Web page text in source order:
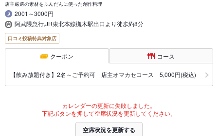
店主厳選の素材をふんだんに使った創作料理
2001～3000円
阿武隈急行,JR東北本線槻木駅出口より徒歩約8分
口コミ投稿特典対象店
クーポン コース
【飲み放題付き】2名～ご予約可 店主オマカセコース 5,000円(税込)
カレンダーの更新に失敗しました。
下記ボタンを押して空席状況を更新してください。
空席状況を更新する